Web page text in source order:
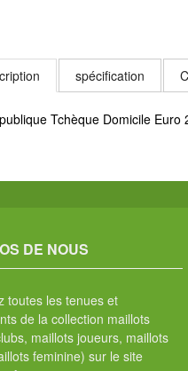
spécification
Tchèque Domicile Euro
DE NOUS
toutes les tenues et
de la collection maillots
maillots joueurs, maillots
feminine) sur le site